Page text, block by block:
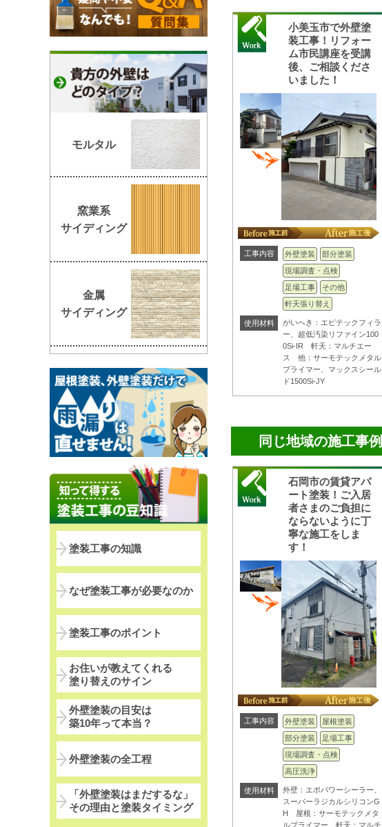
小美玉市で外壁塗
装工事！リフォー
ム市民講座を受講
後、ご相談くださ
いました！
工事内容 外壁塗装
部分塗装
現場調査・点検
足場工事
その他
軒天張り替え
使用材料
がいへき：エピテックフィラ
ー、超低汚染リファイン100
0Si-IR 軒天：マルチエー
ス 他：サーモテックメタル
プライマー、マックスシール
ド1500Si-JY
同じ地域の施工事例
石岡市の賃貸アパ
ート塗装！ご入居
者さまのご負担に
ならないように丁
寧な施工をしま
す！
工事内容 外壁塗装
屋根塗装
部分塗装
足場工事
現場調査・点検
高圧洗浄
使用材料
外壁：エポパワーシーラー、
スーパーラジカルシリコンG
H 屋根：サーモテックメタ
ルプライマー 軒天：マルチ
モルタル
窯業系
サイディング
金属
サイディング
塗装工事の知識
なぜ塗装工事が必要なのか
塗装工事のポイント
お住いが教えてくれる
塗り替えのサイン
外壁塗装の目安は
築10年って本当？
外壁塗装の全工程
「外壁塗装はまだするな」
その理由と塗装タイミング